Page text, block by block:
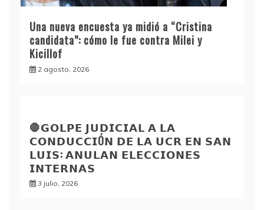
Una nueva encuesta ya midió a “Cristina
candidata”: cómo le fue contra Milei y
Kicillof
2 agosto, 2026
🛑𝗚𝗢𝗟𝗣𝗘 𝗝𝗨𝗗𝗜𝗖𝗜𝗔𝗟 𝗔 𝗟𝗔
𝗖𝗢𝗡𝗗𝗨𝗖𝗖𝗜Ó𝗡 𝗗𝗘 𝗟𝗔 𝗨𝗖𝗥 𝗘𝗡 𝗦𝗔𝗡
𝗟𝗨𝗜𝗦: 𝗔𝗡𝗨𝗟𝗔𝗡 𝗘𝗟𝗘𝗖𝗖𝗜𝗢𝗡𝗘𝗦
𝗜𝗡𝗧𝗘𝗥𝗡𝗔𝗦
3 julio, 2026